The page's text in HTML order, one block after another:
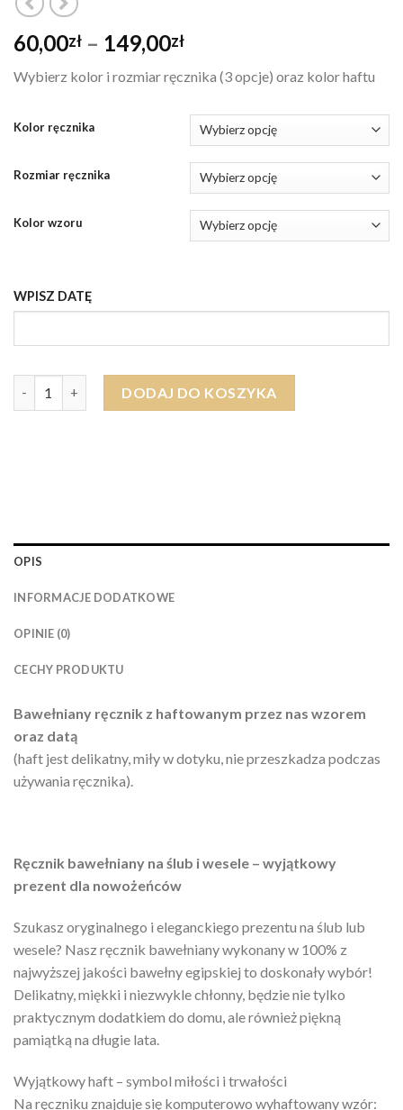
60,00zł – 149,00złZakres
od
do
149,00zł
Wybierz kolor i rozmiar ręcznika (3 opcje) oraz kolor haftu
Kolor ręcznika
Rozmiar ręcznika
Kolor wzoru
WPISZ DATĘ
DODAJ DO KOSZYKA
OPIS
INFORMACJE DODATKOWE
OPINIE (0)
CECHY PRODUKTU
Bawełniany ręcznik z haftowanym przez nas wzorem
oraz datą
(haft jest delikatny, miły w dotyku, nie przeszkadza podczas
używania ręcznika).
Ręcznik bawełniany na ślub i wesele – wyjątkowy
prezent dla nowożeńców
Szukasz oryginalnego i eleganckiego prezentu na ślub lub
wesele? Nasz ręcznik bawełniany wykonany w 100% z
najwyższej jakości bawełny egipskiej to doskonały wybór!
Delikatny, miękki i niezwykle chłonny, będzie nie tylko
praktycznym dodatkiem do domu, ale również piękną
pamiątką na długie lata.
Wyjątkowy haft – symbol miłości i trwałości
Na ręczniku znajduje się komputerowo wyhaftowany wzór: